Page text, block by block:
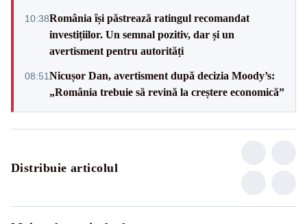
10:38România își păstrează ratingul recomandat
investițiilor. Un semnal pozitiv, dar și un
avertisment pentru autorități
08:51Nicușor Dan, avertisment după decizia Moody’s:
„România trebuie să revină la creștere economică”
Distribuie articolul